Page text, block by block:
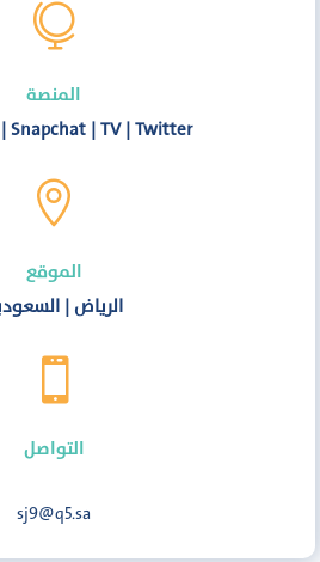

المنصة
Snapchat|TV|Twitter

الموقع
الرياض |

التواصل
sj9@q5.sa